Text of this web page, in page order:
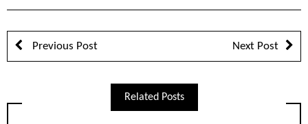
Previous Post Next Post
Related Posts